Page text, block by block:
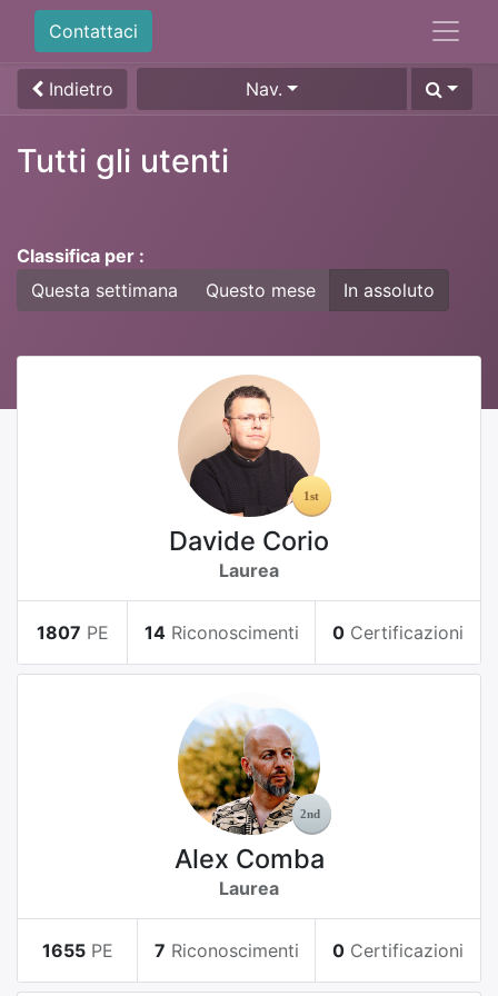
Contattaci
Indietro Nav.
Tutti gli utenti
Classifica per :
Questa settimana
Questo mese In assoluto
Davide Corio
Laurea
1807 PE 14 Riconoscimenti 0 Certificazioni
Alex Comba
Laurea
1655 PE 7 Riconoscimenti 0 Certificazioni